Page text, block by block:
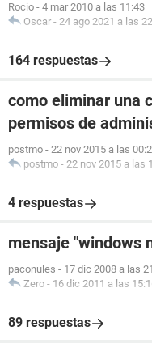
Rocio - 4 mar 2010 a las 11:43
Oscar - 24 ago 2021 a las
164 respuestas
como eliminar una
permisos de
postmo - 22 nov 2015 a las
postmo - 22 nov 2015 a las
4 respuestas
mensaje "windows
paconules - 17 dic 2008 a las
Zero - 16 dic 2011 a las
89 respuestas